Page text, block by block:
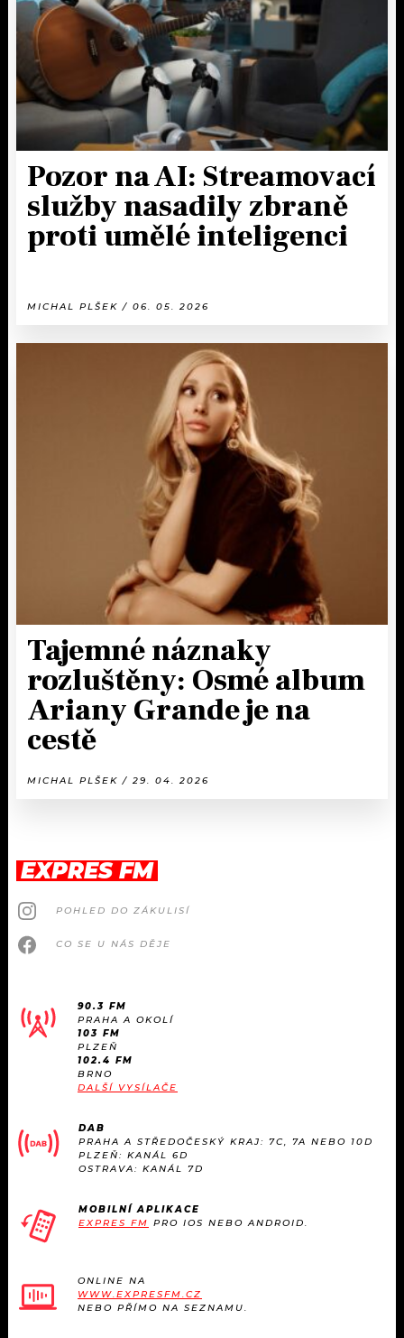
Pozor na AI: Streamovací
služby nasadily zbraně
proti umělé inteligenci
MICHAL PLŠEK / 06. 05. 2026
Tajemné náznaky
rozluštěny: Osmé album
Ariany Grande je na
cestě
MICHAL PLŠEK / 29. 04. 2026
EXPRES FM
POHLED DO ZÁKULISÍ
CO SE U NÁS DĚJE
90.3 FM
PRAHA A OKOLÍ
103 FM
PLZEŇ
102.4 FM
BRNO
DALŠÍ VYSÍLAČE
DAB
PRAHA A STŘEDOČESKÝ KRAJ: 7C, 7A NEBO 10D
PLZEŇ: KANÁL 6D
OSTRAVA: KANÁL 7D
MOBILNÍ APLIKACE
EXPRES FM PRO IOS NEBO ANDROID.
ONLINE NA
WWW.EXPRESFM.CZ
NEBO PŘÍMO NA SEZNAMU.